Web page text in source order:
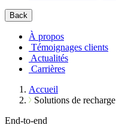
Back
À propos
Témoignages clients
Actualités
Carrières
Accueil
Solutions de recharge
End-to-end